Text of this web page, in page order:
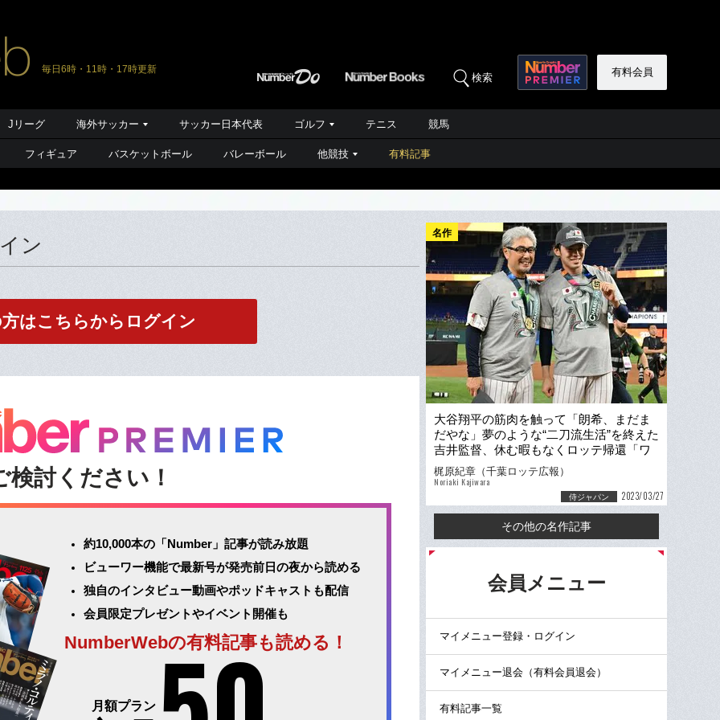
毎日6時・11時・17時更新
検索 有料会員
Jリーグ 海外サッカー サッカー日本代表 ゴルフ テニス 競馬
フィギュア バスケットボール バレーボール 他競技 有料記事
ン
はこちらからログイン
検討ください！
約10,000本の「Number」記事が読み放題
ビューワー機能で最新号が発売前日の夜から読める
独自のインタビュー動画やポッドキャストも配信
会員限定プレゼントやイベント開催も
NumberWebの有料記事も読める！
月額プラン
名作
大谷翔平の筋肉を触って「朗希、まだま
だやな」夢のような“二刀流生活”を終えた
吉井監督、休む暇もなくロッテ帰還「ワ
クワクするチームつくる」
梶原紀章（千葉ロッテ広報）
Noriaki Kajiwara
侍ジャパン 2023/03/27
その他の名作記事
会員メニュー
マイメニュー登録・ログイン
マイメニュー退会（有料会員退会）
有料記事一覧